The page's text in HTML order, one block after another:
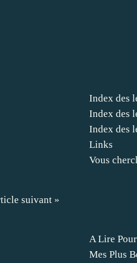
suivant »
A Lire
Mes Plus
Index des
Index des
Index des
Links
Vous